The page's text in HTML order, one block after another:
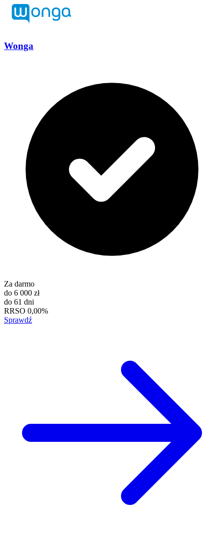
Wonga
Za darmo
do 6 000 zł
do 61 dni
RRSO 0,00%
Sprawdź